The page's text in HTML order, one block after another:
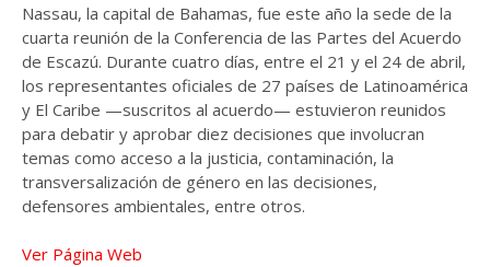
Nassau, la capital de Bahamas, fue este año la sede de la
cuarta reunión de la Conferencia de las Partes del Acuerdo
de Escazú. Durante cuatro días, entre el 21 y el 24 de abril,
los representantes oficiales de 27 países de Latinoamérica
y El Caribe —suscritos al acuerdo— estuvieron reunidos
para debatir y aprobar diez decisiones que involucran
temas como acceso a la justicia, contaminación, la
transversalización de género en las decisiones,
defensores ambientales, entre otros.
Ver Página Web